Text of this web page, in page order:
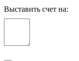
Выставить счет на: